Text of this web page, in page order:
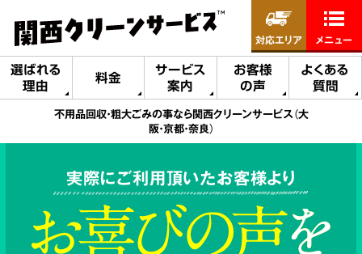
選ばれる
理由
料金
サービス
案内
お客様
の声
よくある
質問
対応エリア メニュー
不用品回収・粗大ごみの事なら関西クリーンサービス（大
阪・京都・奈良）
実際にご利用頂いたお客様より